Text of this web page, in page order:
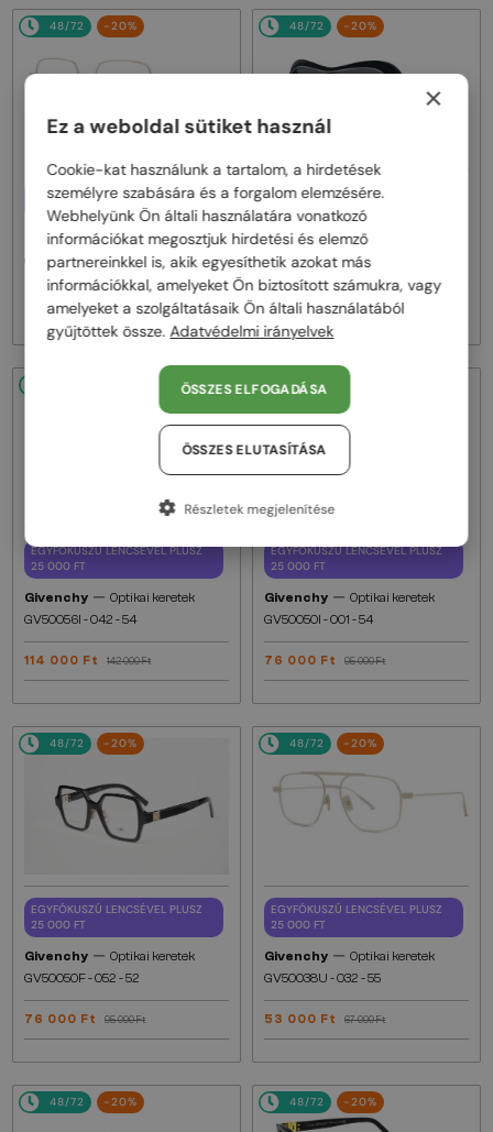
48/72 -20%
EGYFÓKUSZÚ LENCSÉVEL PLUSZ
25 000 FT
Givenchy—Optikai keretek
GV50039U - 028 - 55
59 000 Ft 74 000 Ft
48/72 -20%
Givenchy—Napszemüvegek
GV40098U - 01A - 131
122 000 Ft 153 000 Ft
EGYFÓKUSZÚ LENCSÉVEL PLUSZ
25 000 FT
Givenchy — Optikai keretek
GV50056I - 042 - 54
114 000 Ft 142 000 Ft
48/72
EGYFÓKUSZÚ LENCSÉVEL PLUSZ
25 000 FT
Givenchy — Optikai keretek
GV50050I - 001 - 54
76 000 Ft 95 000 Ft
48/72 -20%
EGYFÓKUSZÚ LENCSÉVEL PLUSZ
25 000 FT
Givenchy — Optikai keretek
GV50050F - 052 - 52
76 000 Ft 95 000 Ft
48/72 -20%
EGYFÓKUSZÚ LENCSÉVEL PLUSZ
25 000 FT
Givenchy — Optikai keretek
GV50038U - 032 - 55
53 000 Ft 67 000 Ft
48/72 -20% 48/72 -20%
×
Ez a weboldal sütiket használ
Cookie-kat használunk a tartalom, a hirdetések
személyre szabására és a forgalom elemzésére.
Webhelyünk Ön általi használatára vonatkozó
információkat megosztjuk hirdetési és elemző
partnereinkkel is, akik egyesíthetik azokat más
információkkal, amelyeket Ön biztosított számukra, vagy
amelyeket a szolgáltatásaik Ön általi használatából
gyűjtöttek össze. Adatvédelmi irányelvek
ÖSSZES ELFOGADÁSA
ÖSSZES ELUTASÍTÁSA
Részletek megjelenítése